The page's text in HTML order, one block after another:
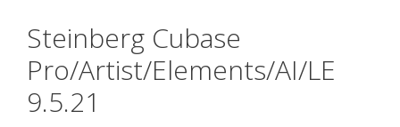
Steinberg Cubase
Pro/Artist/Elements/AI/LE
9.5.21